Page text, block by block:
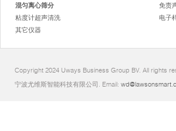
混匀离心筛分
粘度计超声清洗
其它仪器
免责
电子
Copyright 2024 Uways Business Group BV. All rights
宁波尤维斯智能科技有限公司. Email: